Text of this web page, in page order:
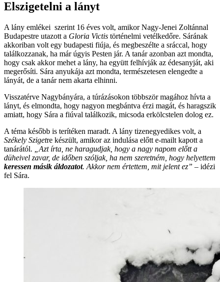
Elszigetelni a lányt
A lány emlékei szerint 16 éves volt, amikor Nagy-Jenei Zoltánnal
Budapestre utazott a Gloria Victis történelmi vetélkedőre. Sárának
akkoriban volt egy budapesti fiúja, és megbeszélte a sráccal, hogy
találkozzanak, ha már úgyis Pesten jár. A tanár azonban azt mondta,
hogy csak akkor mehet a lány, ha együtt felhívják az édesanyját, aki
megerősíti. Sára anyukája azt mondta, természetesen elengedte a
lányát, de a tanár nem akarta elhinni.
Visszatérve Nagybányára, a túrázásokon többször magához hívta a
lányt, és elmondta, hogy nagyon megbántva érzi magát, és haragszik
amiatt, hogy Sára a fiúval találkozik, micsoda erkölcstelen dolog ez.
A téma később is terítéken maradt. A lány tizenegyedikes volt, a
Székely Szigetre készült, amikor az indulása előtt e-mailt kapott a
tanárától.
„Azt írta, ne haragudjak, hogy a nagy napom előtt a
düheivel zavar, de időben szóljak, ha nem szeretném, hogy helyettem
keressen másik áldozatot. Akkor nem értettem, mit jelent ez” – idézi
fel Sára.